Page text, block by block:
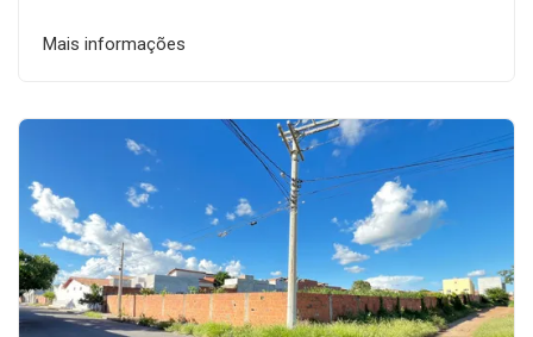
Mais informações